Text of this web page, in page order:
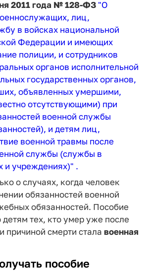
2011 года № 128-ФЗ "О
лиц,
в войсках национальной
Федерации и имеющих
полиции, и сотрудников
органов исполнительной
государственных органов,
объявленных умершими,
отсутствующими) при
военной службы
и детям лиц,
военной травмы после
службы (службы в
и учреждениях)" .
о случаях, когда человек
обязанностей военной
обязанностей. Пособие
тех, кто умер уже после
причиной смерти стала военная
пособие